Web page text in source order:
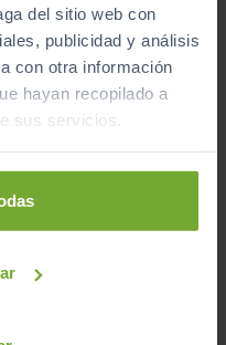
del sitio web con
publicidad y análisis
con otra información
hayan recopilado a
sus servicios.